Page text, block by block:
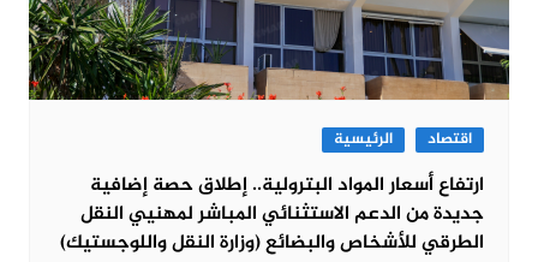
اقتصاد الرئيسية
ارتفاع أسعار المواد البترولية.. إطلاق حصة إضافية
جديدة من الدعم الاستثنائي المباشر لمهنيي النقل
الطرقي للأشخاص والبضائع (وزارة النقل واللوجستيك)